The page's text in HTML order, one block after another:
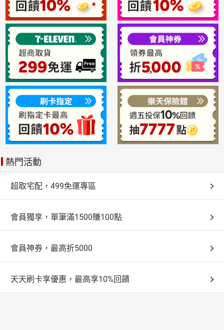
熱門活動
超取宅配，499免運專區
會員獨享，單筆滿1500賺100點
會員神券，最高折5000
天天刷卡享優惠，最高享10%回饋